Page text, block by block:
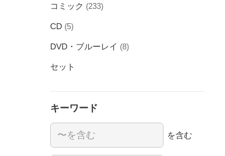
コミック (233)
CD (5)
DVD・ブルーレイ (8)
セット
キーワード
を含む